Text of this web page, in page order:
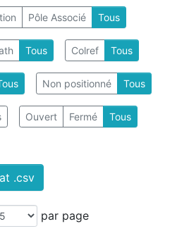
Pôle Associé Tous
Tous Colref Tous
Non positionné Tous
Ouvert Fermé Tous
.csv
par page